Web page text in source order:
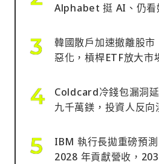
Alphabet 挺 AI、仍看
韓國散戶加速撤離股
惡化，槓桿ETF放大市
Coldcard冷錢包漏洞
九千萬鎂，投資人反
IBM 執行長拋重磅預
2028 年貢獻營收，